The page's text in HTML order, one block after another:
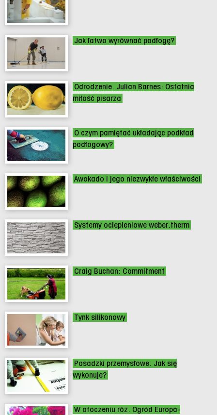
Jak łatwo wyrównać podłogę?
Odrodzenie. Julian Barnes: Ostatnia
miłość pisarza
O czym pamiętać układając podkład
podłogowy?
Awokado i jego niezwykłe właściwości
Systemy ociepleniowe weber.therm
Craig Buchan: Commitment
Tynk silikonowy
Posadzki przemysłowe. Jak się
wykonuje?
W otoczeniu róż. Ogród Europa-